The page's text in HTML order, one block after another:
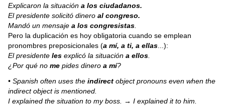
Explicaron la situacióna los ciudadanos.
El presidente solicitó dineroal congreso.
Mandó un mensajea los congresistas
Pero la duplicación es hoy obligatoria cuando se emplean
pronombres preposicionales (a mí, a ti, a ellas ...):
El presidente les explicó la situacióna ellos
¿Por qué nome pides dineroa mí?
• Spanish often uses theindirect object pronouns even when the
indirect object is mentioned.
I explained the situation to my boss. → I explained it to him.